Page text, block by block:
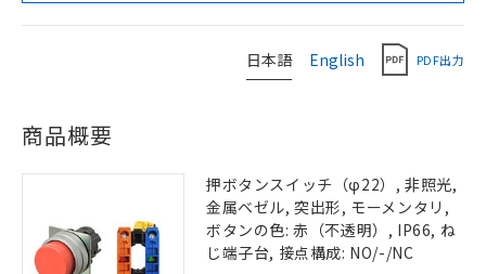
日本語 English PDF出力
商品概要
押ボタンスイッチ（φ22）, 非照光,
金属ベゼル, 突出形, モーメンタリ,
ボタンの色: 赤（不透明）, IP66, ね
じ端子台, 接点構成: NO/-/NC